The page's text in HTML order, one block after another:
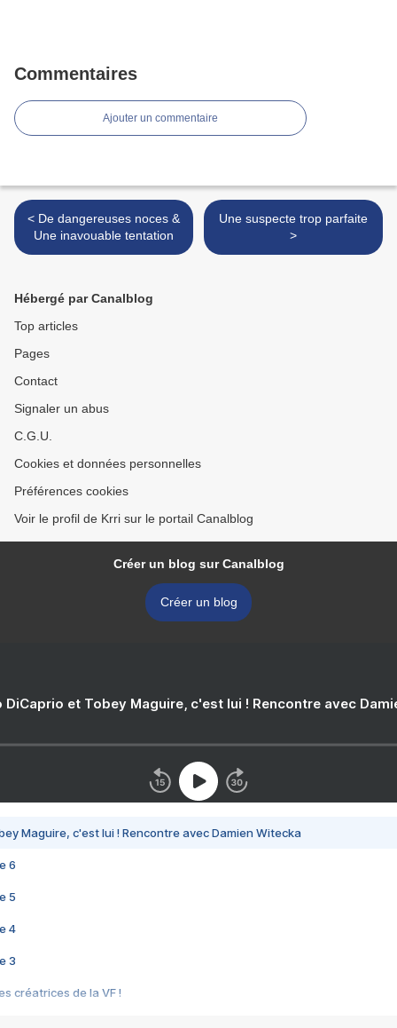
Commentaires
Ajouter un commentaire
< De dangereuses noces &
Une inavouable tentation
Une suspecte trop parfaite
>
Hébergé par Canalblog
Top articles
Pages
Contact
Signaler un abus
C.G.U.
Cookies et données personnelles
Préférences cookies
Voir le profil de Krri sur le portail Canalblog
Créer un blog sur Canalblog
Créer un blog
DiCaprio et Tobey Maguire, c'est lui ! Rencontre avec
Maguire, c'est lui ! Rencontre avec Damien Witecka
6
5
4
3
créatrices de la VF !